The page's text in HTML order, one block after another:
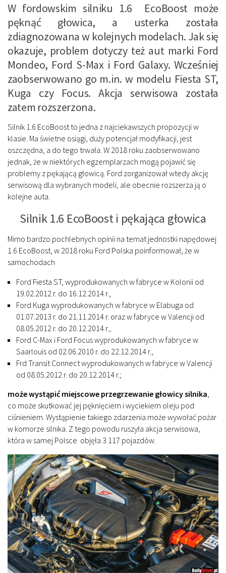
W fordowskim silniku 1.6 EcoBoost może
pęknąć głowica, a usterka została
zdiagnozowana w kolejnych modelach. Jak się
okazuje, problem dotyczy też aut marki Ford
Mondeo, Ford S-Max i Ford Galaxy. Wcześniej
zaobserwowano go m.in. w modelu Fiesta ST,
Kuga czy Focus. Akcja serwisowa została
zatem rozszerzona.
Silnik 1.6 EcoBoost to jedna z najciekawszych propozycji w
klasie. Ma świetne osiągi, duży potencjał modyfikacji, jest
oszczędna, a do tego trwała. W 2018 roku zaobserwowano
jednak, że w niektórych egzemplarzach mogą pojawić się
problemy z pękającą głowicą. Ford zorganizował wtedy akcję
serwisową dla wybranych modeli, ale obecnie rozszerza ją o
kolejne auta.
Silnik 1.6 EcoBoost i pękająca głowica
Mimo bardzo pochlebnych opinii na temat jednostki napędowej
1.6 EcoBoost, w 2018 roku Ford Polska poinformował, że w
samochodach
Ford Fiesta ST, wyprodukowanych w fabryce w Kolonii od
19.02.2012 r. do 16.12.2014 r.,
Ford Kuga wyprodukowanych w fabryce w Elabuga od
01.07.2013 r. do 21.11.2014 r. oraz w fabryce w Valencji od
08.05.2012 r. do 20.12.2014 r.,
Ford C-Max i Ford Focus wyprodukowanych w fabryce w
Saarlouis od 02.06.2010 r. do 22.12.2014 r.,
Frd Transit Connect wyprodukowanych w fabryce w Valencji
od 08.05.2012 r. do 20.12.2014 r.;
może wystąpić miejscowe przegrzewanie głowicy silnika
co może skutkować jej pęknięciem i wyciekiem oleju pod
ciśnieniem. Wystąpienie takiego zdarzenia może wywołać pożar
w komorze silnika. Z tego powodu ruszyła akcja serwisowa,
która w samej Polsce objęła 3 117 pojazdów.